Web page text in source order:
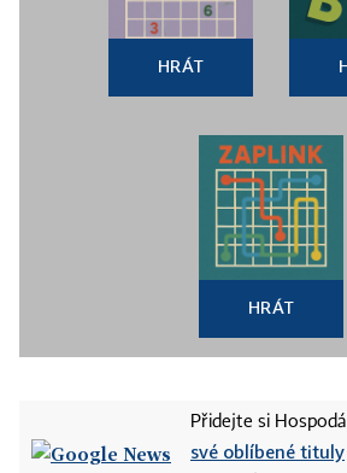
HRÁT
HRÁT
Přidejte si
své oblíbené tituly